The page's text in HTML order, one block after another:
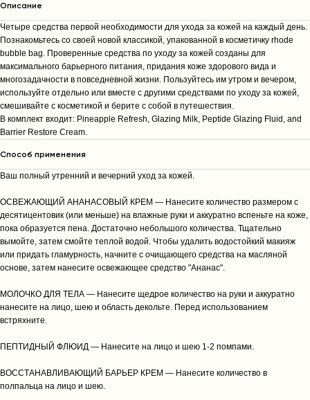
Описание
Четыре средства первой необходимости для ухода за кожей на каждый день.
Познакомьтесь со своей новой классикой, упакованной в косметичку rhode
bubble bag. Проверенные средства по уходу за кожей созданы для
максимального барьерного питания, придания коже здорового вида и
многозадачности в повседневной жизни. Пользуйтесь им утром и вечером,
используйте отдельно или вместе с другими средствами по уходу за кожей,
смешивайте с косметикой и берите с собой в путешествия.
В комплект входит: Pineapple Refresh, Glazing Milk, Peptide Glazing Fluid, and
Barrier Restore Cream.
Способ применения
Ваш полный утренний и вечерний уход за кожей.
ОСВЕЖАЮЩИЙ АНАНАСОВЫЙ КРЕМ — Нанесите количество размером с
десятицентовик (или меньше) на влажные руки и аккуратно вспеньте на коже,
пока образуется пена. Достаточно небольшого количества. Тщательно
вымойте, затем смойте теплой водой. Чтобы удалить водостойкий макияж
или придать гламурность, начните с очищающего средства на масляной
основе, затем нанесите освежающее средство "Ананас".
МОЛОЧКО ДЛЯ ТЕЛА — Нанесите щедрое количество на руки и аккуратно
нанесите на лицо, шею и область декольте. Перед использованием
встряхните.
ПЕПТИДНЫЙ ФЛЮИД — Нанесите на лицо и шею 1-2 помпами.
ВОССТАНАВЛИВАЮЩИЙ БАРЬЕР КРЕМ — Нанесите количество в
полпальца на лицо и шею.